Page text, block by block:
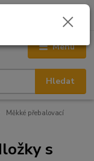
Menu
Hledat
0,00 Kč
Měkké přebalovací
s